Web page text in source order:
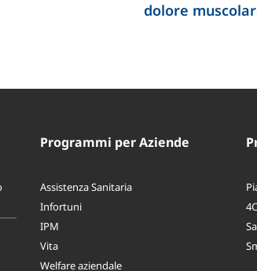
dolore
Programmi per Aziende
Assistenza Sanitaria
Infortuni
IPM
Vita
Welfare aziendale